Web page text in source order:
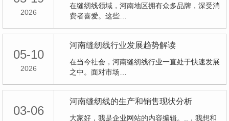
2026
在缝纫线领域，河南地区拥有众多品牌，深受消
费者喜爱。这些…
05-10
2026
河南缝纫线行业发展趋势解读
在当今社会，河南缝纫线行业一直处于快速发展
之中。面对市场…
03-06
河南缝纫线的生产和销售现状分析
大家好，我是企业网站的内容编辑。..，我想和